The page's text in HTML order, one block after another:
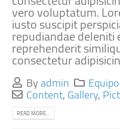
vero voluptatum.
iusto suscipit
repudiandae
reprehenderit
consectetur
Byadmin
Content,Gallery,
READ MORE...